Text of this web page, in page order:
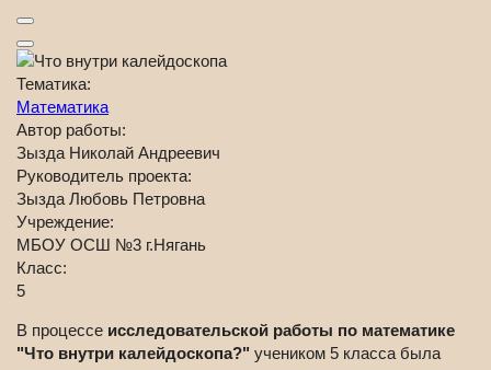
Тематика:
Математика
Автор работы:
Зызда Николай Андреевич
Руководитель проекта:
Зызда Любовь Петровна
Учреждение:
МБОУ ОСШ №3 г.Нягань
Класс:
5
В процессе исследовательской работы по математике
"Что внутри калейдоскопа?" учеником 5 класса была